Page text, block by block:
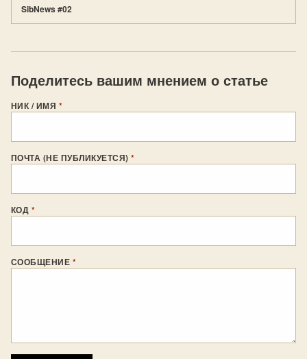
SibNews #02
Поделитесь вашим мнением о статье
НИК / ИМЯ *
ПОЧТА (НЕ ПУБЛИКУЕТСЯ)*
КОД *
СООБЩЕНИЕ *